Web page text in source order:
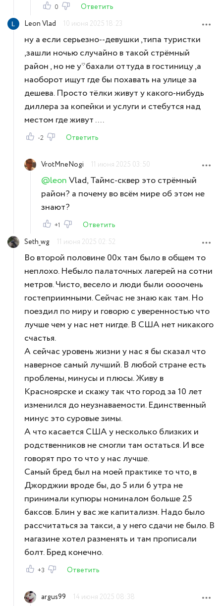
0
Ответить
Leon Vlad
10 июня 2025 18:23
ну а если серьезно--девушки ,типа туристки
,зашли ночью случайно в такой стрёмный
район , но не у*бахали оттуда в гостиницу ,а
наоборот ищут где бы похавать на улице за
дешева. Просто тёлки живут у какого-нибудь
диллера за копейки и услуги и стебутся над
местом где живут ....
-2 Ответить
VrotMneNogi 11 июня 2025 03:50
@leonVlad, Таймс-сквер это стрёмный
район? а почему во всём мире об этом не
знают?
+1
Ответить
Seth_wg
11 июня 2025 02:52
Во второй половине 00х там было в общем то
неплохо. Небыло палаточных лагерей на сотни
метров. Чисто, весело и люди были оооочень
гостеприимными. Сейчас не знаю как там. Но
поездил по миру и говорю с уверенностью что
лучше чем у нас нет нигде. В США нет никакого
счастья.
А сейчас уровень жизни у нас я бы сказал что
наверное самый лучший. В любой стране есть
проблемы, минусы и плюсы. Живу в
Красноярске и скажу так что город за 10 лет
изменился до неузнаваемости. Единственный
минус это суровые зимы.
А что касается США у несколько близких и
родственников не смогли там остаться. И все
говорят про то что у нас лучше.
Самый бред был на моей практике то что, в
Джорджии вроде бы, до 5 или 6 утра не
принимали купюры номиналом больше 25
баксов. Блин у вас же капитализм. Надо было
рассчитаться за такси, а у него сдачи не было. В
магазине хотел разменять и там прописали
болт. Бред конечно.
+3 Ответить
argus99 14 июня 2025 08:38